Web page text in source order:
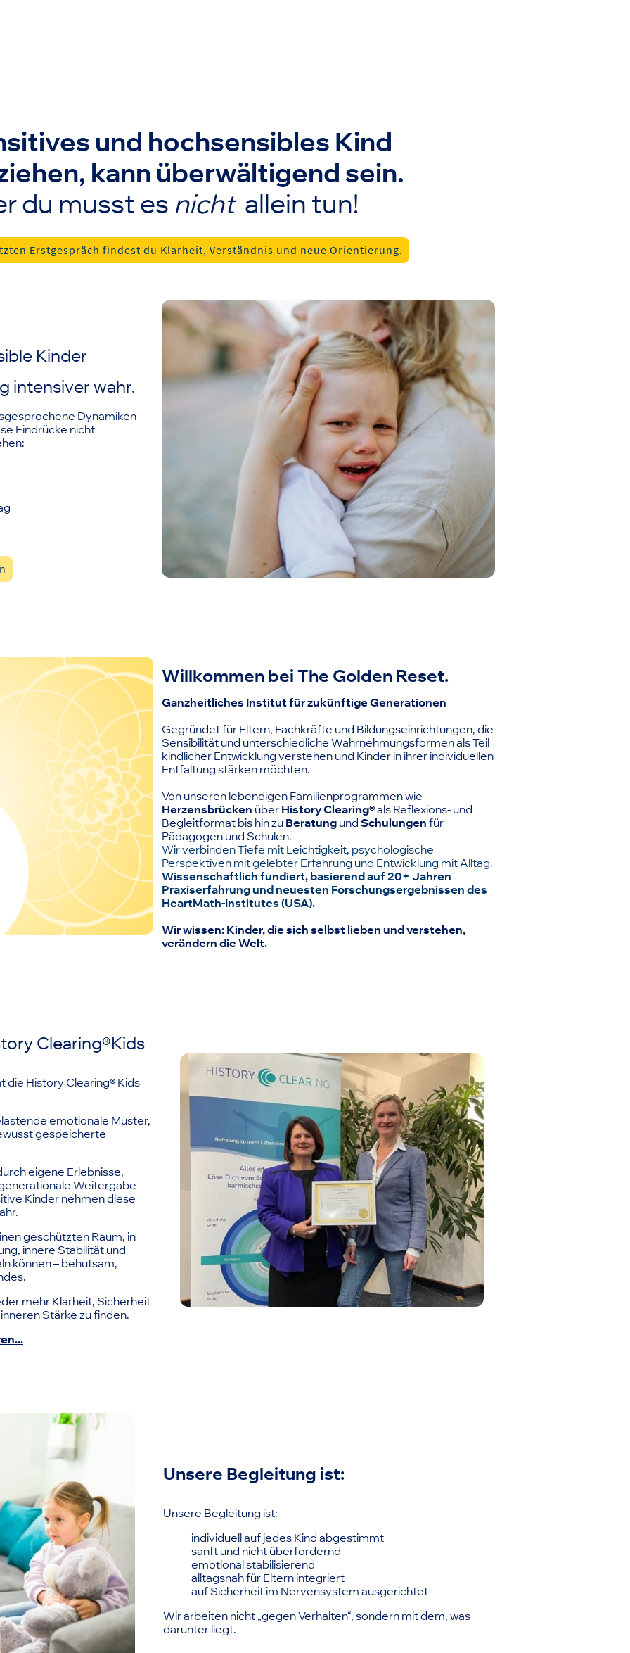
und hochsensibles Kind
kann überwältigend sein.
du musst es nichtallein tun!
Erstgespräch findest du Klarheit, Verständnis und neue Orientierung.
Kinder
intensiver wahr.
Dynamiken
Eindrücke nicht
Willkommen bei The Golden Reset.
Ganzheitliches Institut für zukünftige Generationen
Gegründet für Eltern, Fachkräfte und Bildungseinrichtungen, die
Sensibilität und unterschiedliche Wahrnehmungsformen als Teil
kindlicher Entwicklung verstehen und Kinder in ihrer individuellen
Entfaltung stärken möchten.
Von unseren lebendigen Familienprogrammen wie
Herzensbrücken über History Clearing®als Reflexions- und
Begleitformat bis hin zu Beratung und Schulungen für
Pädagogen und Schulen.
Wir verbinden Tiefe mit Leichtigkeit, psychologische
Perspektiven mit gelebter Erfahrung und Entwicklung mit Alltag.
Wissenschaftlich fundiert, basierend auf 20+ Jahren
Praxiserfahrung und neuesten Forschungsergebnissen des
HeartMath-Institutes (USA).
Wir wissen: Kinder, die sich selbst lieben und verstehen,
verändern die Welt.
Clearing®Kids
die History Clearing® Kids
emotionale Muster,
gespeicherte
eigene Erlebnisse,
Weitergabe
Kinder nehmen diese
geschützten Raum, in
innere Stabilität und
können – behutsam,
mehr Klarheit, Sicherheit
Stärke zu finden.
Unsere Begleitung ist:
Unsere Begleitung ist:
individuell auf jedes Kind abgestimmt
sanft und nicht überfordernd
emotional stabilisierend
alltagsnah für Eltern integriert
auf Sicherheit im Nervensystem ausgerichtet
Wir arbeiten nicht „gegen Verhalten“, sondern mit dem, was
darunter liegt.